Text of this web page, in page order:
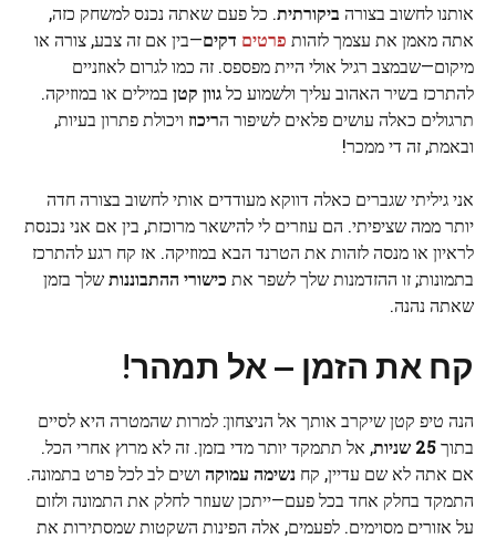
אותנו לחשוב בצורה ביקורתית. כל פעם שאתה נכנס למשחק כזה,
אתה מאמן את עצמך לזהות פרטים דקים—בין אם זה צבע, צורה או
מיקום—שבמצב רגיל אולי היית מפספס. זה כמו לגרום לאוזניים
להתרכז בשיר האהוב עליך ולשמוע כלגוון קטן במילים או במוזיקה.
תרגולים כאלה עושים פלאים לשיפור הריכוז ויכולת פתרון בעיות,
ובאמת, זה די ממכר!
אני גיליתי שגברים כאלה דווקא מעודדים אותי לחשוב בצורה חדה
יותר ממה שציפיתי. הם עוזרים לי להישאר מרוכזת, בין אם אני נכנסת
לראיון או מנסה לזהות את הטרנד הבא במוזיקה. אז קח רגע להתרכז
בתמונות; זו ההזדמנות שלך לשפר את כישורי ההתבוננותשלך בזמן
שאתה נהנה.
קח את הזמן — אל תמהר!
הנה טיפ קטן שיקרב אותך אל הניצחון: למרות שהמטרה היא לסיים
בתוך25 שניות
, אל תתמקד יותר מדי בזמן. זה לא מרוץ אחרי הכל.
אם אתה לא שם עדיין, קח נשימה עמוקה ושים לב לכל פרט בתמונה.
התמקד בחלק אחד בכל פעם—ייתכן שעוזר לחלק את התמונה ולזום
על אזורים מסוימים. לפעמים, אלה הפינות השקטות שמסתירות את